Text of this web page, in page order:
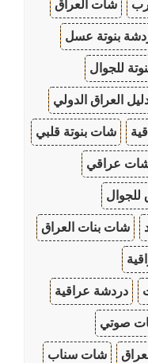
شات العراق
بنوتة عسل
للجوال
العراق الدولي
شات بنوتة قلبي
عراقي
للجوال
شات بنات العراق
دردشة عراقية
صوتي
شات سناب